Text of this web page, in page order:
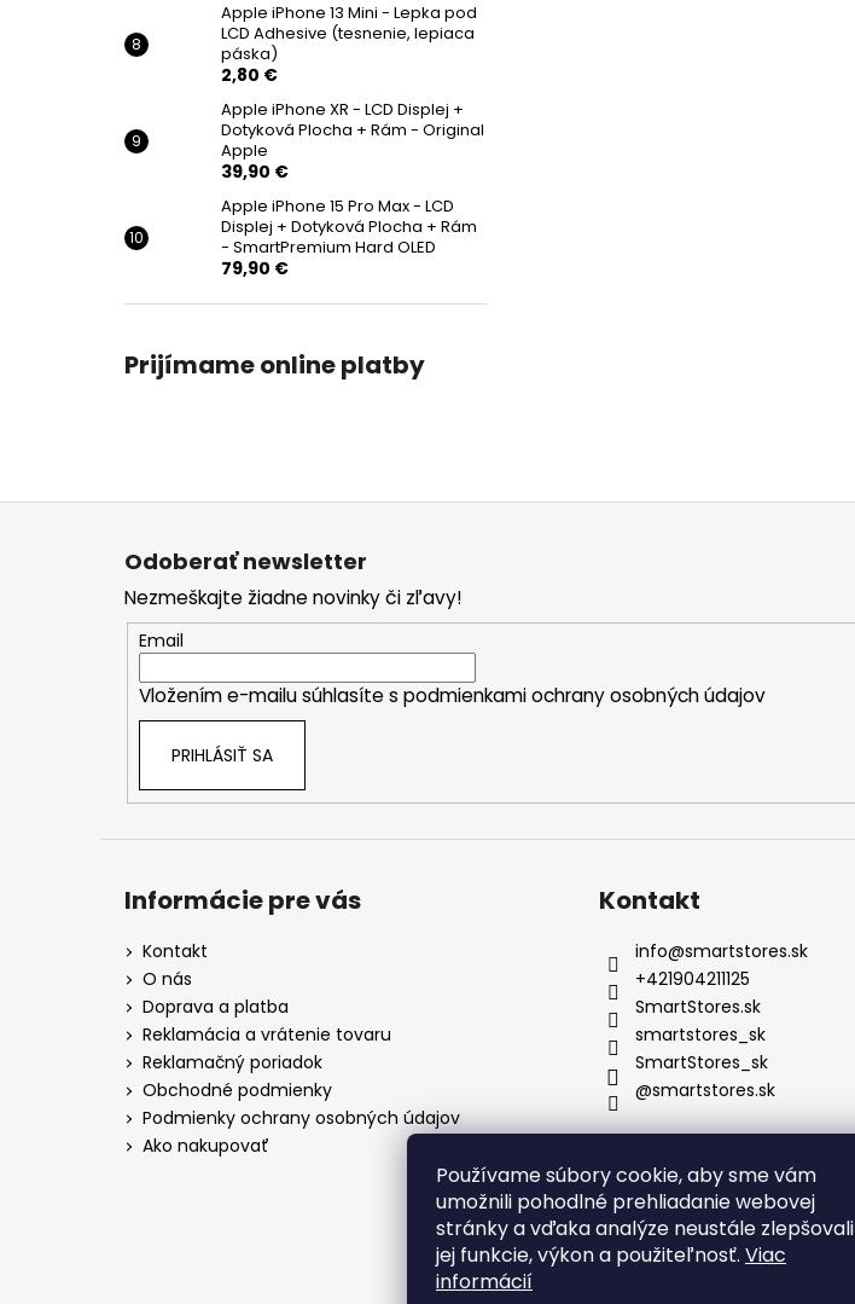
Používame súbory cookie, aby sme vám
umožnili pohodlné prehliadanie webovej
stránky a vďaka analýze neustále zlepšovali
jej funkcie, výkon a použiteľnosť. Viac
informácií
Apple iPhone 13 Mini - Lepka pod
LCD Adhesive (tesnenie, lepiaca
páska)
2,80 €
Apple iPhone XR - LCD Displej +
Dotyková Plocha + Rám - Original
Apple
39,90 €
Apple iPhone 15 Pro Max - LCD
Displej + Dotyková Plocha + Rám
- SmartPremium Hard OLED
79,90 €
Prijímame online platby
Z
Odoberať newsletter
Nezmeškajte žiadne novinky či zľavy!
Email
Vložením e-mailu súhlasíte s podmienkami ochrany osobných údajov
PRIHLÁSIŤ SA
Informácie pre vás
Kontakt
O nás
Doprava a platba
Reklamácia a vrátenie tovaru
Reklamačný poriadok
Obchodné podmienky
Podmienky ochrany osobných údajov
Ako nakupovať
Kontakt
info@smartstores.sk
+421904211125
SmartStores.sk
smartstores_sk
SmartStores_sk
@smartstores.sk